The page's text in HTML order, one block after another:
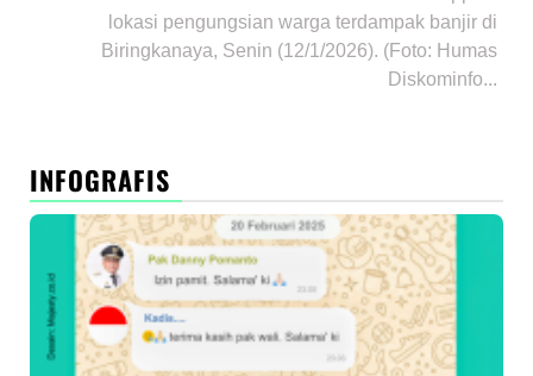
lokasi pengungsian warga terdampak banjir di
Biringkanaya, Senin (12/1/2026). (Foto: Humas
Diskominfo...
INFOGRAFIS